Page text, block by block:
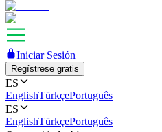
Iniciar Sesión
Regístrese gratis
ES
EnglishTürkçePortuguês
ES
EnglishTürkçePortuguês